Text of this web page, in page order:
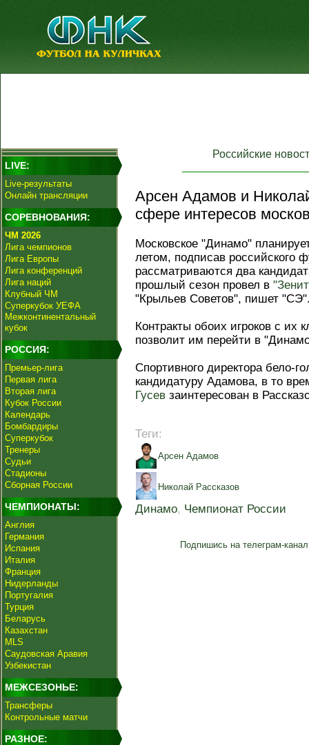
LIVE:
Live-результаты
Онлайн трансляции
СОРЕВНОВАНИЯ:
ЧМ 2026
Лига чемпионов
Лига Европы
Лига конференций
Лига наций
Клубный ЧМ
Суперкубок УЕФА
Межконтинентальный
кубок
РОССИЯ:
Премьер-лига
Первая лига
Вторая лига
Кубок России
Календарь
Бомбардиры
Суперкубок
Тренеры
Судьи
Стадионы
Сборная России
ЧЕМПИОНАТЫ:
Англия
Германия
Испания
Италия
Франция
Нидерланды
Португалия
Турция
Беларусь
Казахстан
MLS
Саудовская Аравия
Узбекистан
МЕЖСЕЗОНЬЕ:
Трансферы
Контрольные матчи
РАЗНОЕ:
Российские
Арсен Адамов и
сфере интересов
Московское "Динамо"
летом, подписав российского
рассматриваются два
прошлый сезон провел в
"Крыльев Советов", пишет
Контракты обоих игроков с их
позволит им перейти в
Спортивного директора бело-
кандидатуру Адамова, в то
Гусев заинтересован в
Теги:
Арсен Адамов
Николай Рассказов
Динамо, Чемпионат России
Подпишись на телеграм-